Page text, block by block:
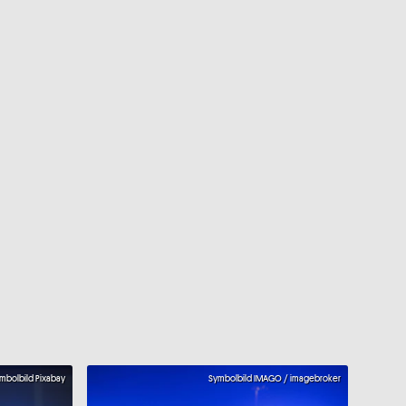
Pixabay Symbolbild IMAGO / imagebroker